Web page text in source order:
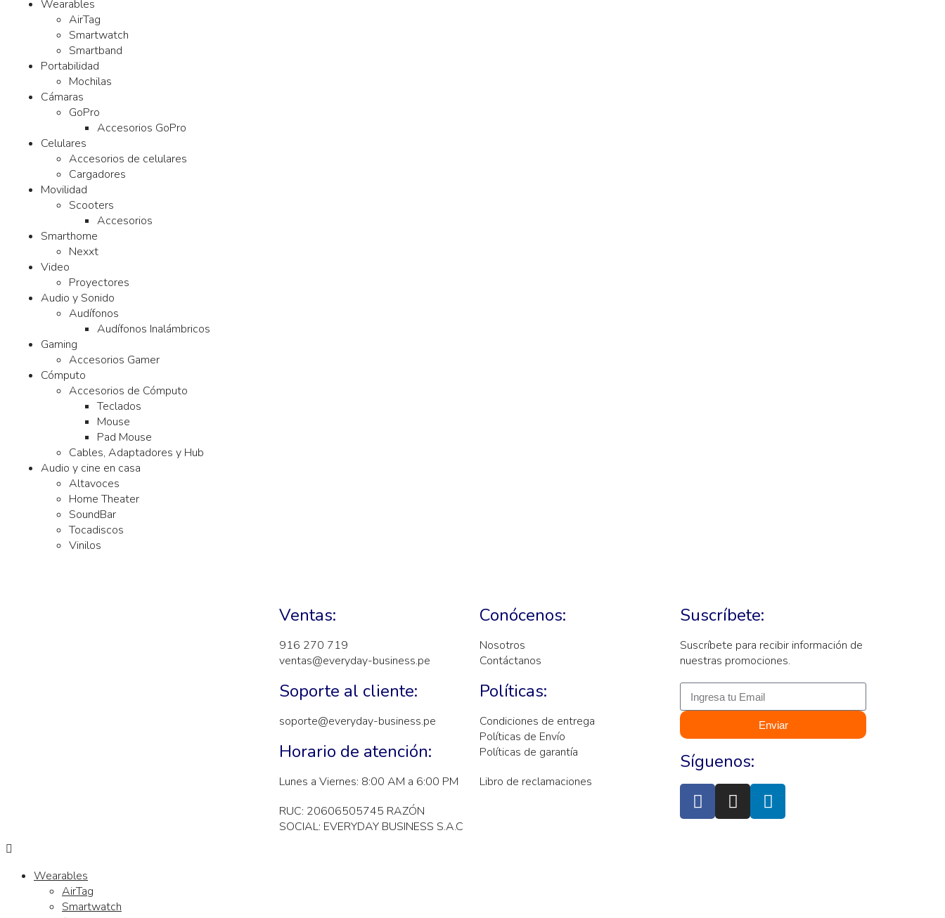
Wearables
AirTag
Smartwatch
Smartband
Portabilidad
Mochilas
Cámaras
GoPro
Accesorios GoPro
Celulares
Accesorios de celulares
Cargadores
Movilidad
Scooters
Accesorios
Smarthome
Nexxt
Video
Proyectores
Audio y Sonido
Audífonos
Audífonos Inalámbricos
Gaming
Accesorios Gamer
Cómputo
Accesorios de Cómputo
Teclados
Mouse
Pad Mouse
Cables, Adaptadores y Hub
Audio y cine en casa
Altavoces
Home Theater
SoundBar
Tocadiscos
Vinilos
Ventas:
916 270 719
ventas@everyday-business.pe
Soporte al cliente:
soporte@everyday-business.pe
Horario de atención:
Lunes a Viernes: 8:00 AM a 6:00 PM
RUC: 20606505745 RAZÓN
SOCIAL: EVERYDAY BUSINESS S.A.C
Conócenos:
Nosotros
Contáctanos
Políticas:
Condiciones de entrega
Políticas de Envío
Políticas de garantía
Libro de reclamaciones
Suscríbete:
Suscríbete para recibir información de
nuestras promociones.
Enviar
Síguenos:
Wearables
AirTag
Smartwatch